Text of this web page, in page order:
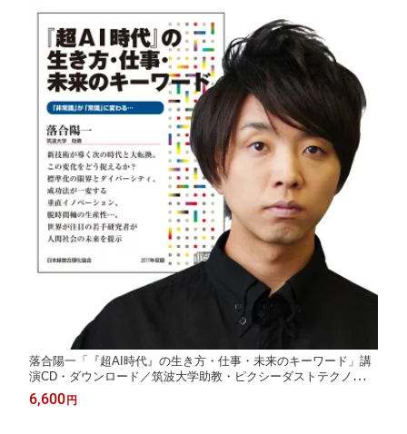
落合陽一「『超AI時代』の生き方・仕事・未来のキーワード」講
演CD・ダウンロード／筑波大学助教・ピクシーダストテクノロジ
ーズ代表取締役 落合陽一／日本経営合理化協会【講演チャンネ
ル】
6,600円